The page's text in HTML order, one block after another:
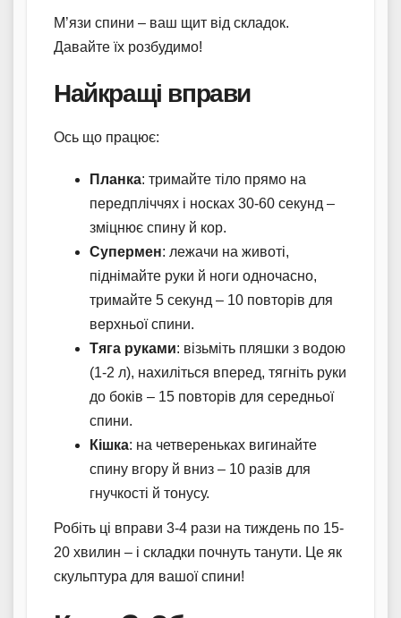
М’язи спини – ваш щит від складок.
Давайте їх розбудимо!
Найкращі вправи
Ось що працює:
Планка: тримайте тіло прямо на
передпліччях і носках 30-60 секунд –
зміцнює спину й кор.
Супермен: лежачи на животі,
піднімайте руки й ноги одночасно,
тримайте 5 секунд – 10 повторів для
верхньої спини.
Тяга руками: візьміть пляшки з водою
(1-2 л), нахиліться вперед, тягніть руки
до боків – 15 повторів для середньої
спини.
Кішка: на четвереньках вигинайте
спину вгору й вниз – 10 разів для
гнучкості й тонусу.
Робіть ці вправи 3-4 рази на тиждень по 15-
20 хвилин – і складки почнуть танути. Це як
скульптура для вашої спини!